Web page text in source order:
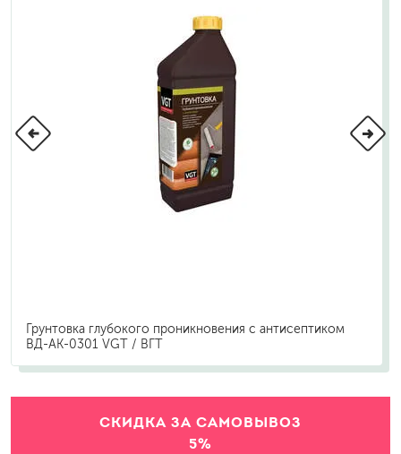
Грунтовка глубокого проникновения с антисептиком
ВД-АК-0301 VGT / ВГТ
СКИДКА ЗА САМОВЫВОЗ
5%